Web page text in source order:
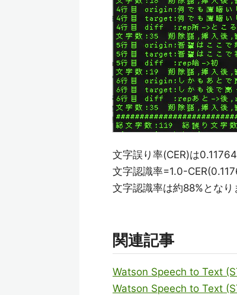
文字誤り率(CER)は
文字認識率=1.0-
文字認識率は約88%となり
関連記事
Watson Speech to Text
Watson Speech to Text